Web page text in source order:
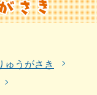
うがさき